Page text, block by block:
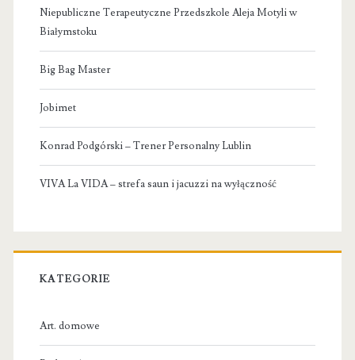
Niepubliczne Terapeutyczne Przedszkole Aleja Motyli w
Białymstoku
Big Bag Master
Jobimet
Konrad Podgórski – Trener Personalny Lublin
VIVA La VIDA – strefa saun i jacuzzi na wyłączność
KATEGORIE
Art. domowe